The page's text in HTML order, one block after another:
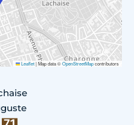
Leaflet|Map data ©OpenStreetMapcontributors